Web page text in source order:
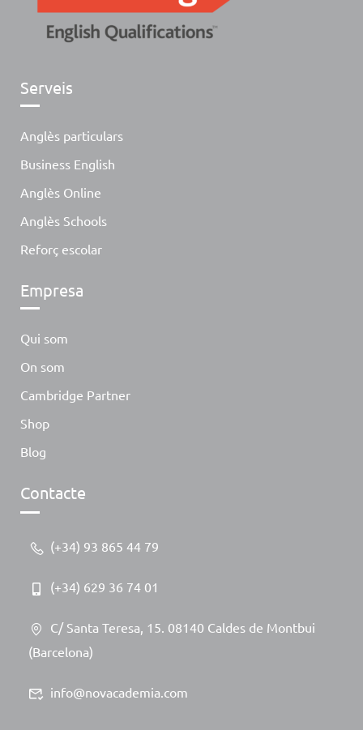
Serveis
Anglès particulars
Business English
Anglès Online
Anglès Schools
Reforç escolar
Empresa
Qui som
On som
Cambridge Partner
Shop
Blog
Contacte
(+34) 93 865 44 79
(+34) 629 36 74 01
C/ Santa Teresa, 15. 08140 Caldes de Montbui
(Barcelona)
info@novacademia.com